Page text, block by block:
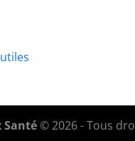
Santé© 2026 - Tous